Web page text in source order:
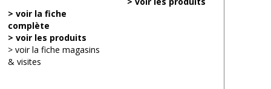
> voir la fiche
complète
> voir les produits
> voir la fiche magasins
& visites